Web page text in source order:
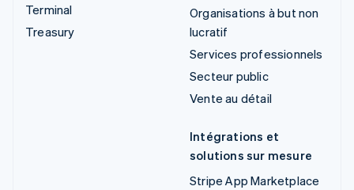
Terminal
Treasury
Organisations à but non
lucratif
Services professionnels
Secteur public
Vente au détail
Intégrations et
solutions sur mesure
Stripe App Marketplace